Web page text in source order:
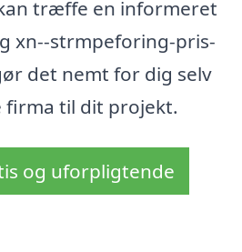
træffe en informeret
xn--strmpeforing-pris-
det nemt for dig selv
til dit projekt.
og uforpligtende